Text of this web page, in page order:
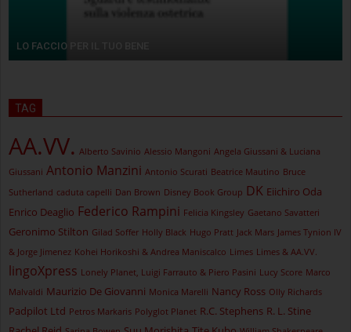
LO FACCIO PER IL TUO BENE
TAG
AA.VV. Alberto Savinio Alessio Mangoni Angela Giussani & Luciana
Giussani Antonio Manzini Antonio Scurati Beatrice Mautino Bruce
Sutherland caduta capelli Dan Brown Disney Book Group DK Eiichiro Oda
Enrico Deaglio Federico Rampini Felicia Kingsley Gaetano Savatteri
Geronimo Stilton Gilad Soffer Holly Black Hugo Pratt Jack Mars James Tynion IV
& Jorge Jimenez Kohei Horikoshi & Andrea Maniscalco Limes Limes & AA.VV.
lingoXpress Lonely Planet, Luigi Farrauto & Piero Pasini Lucy Score Marco
Malvaldi Maurizio De Giovanni Monica Marelli Nancy Ross Olly Richards
Padpilot Ltd Petros Markaris Polyglot Planet R.C. Stephens R. L. Stine